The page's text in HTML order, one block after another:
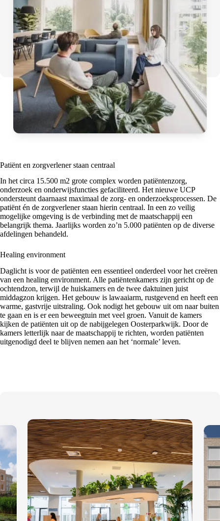
Patiënt en zorgverlener staan centraal
In het circa 15.500 m2 grote complex worden patiëntenzorg,
onderzoek en onderwijsfuncties gefaciliteerd. Het nieuwe UCP
ondersteunt daarnaast maximaal de zorg- en onderzoeksprocessen. De
patiënt én de zorgverlener staan hierin centraal. In een zo veilig
mogelijke omgeving is de verbinding met de maatschappij een
belangrijk thema. Jaarlijks worden zo’n 5.000 patiënten op de diverse
afdelingen behandeld.
Healing environment
Daglicht is voor de patiënten een essentieel onderdeel voor het creëren
van een healing environment. Alle patiëntenkamers zijn gericht op de
ochtendzon, terwijl de huiskamers en de twee daktuinen juist
middagzon krijgen. Het gebouw is lawaaiarm, rustgevend en heeft een
warme, gastvrije uitstraling. Ook nodigt het gebouw uit om naar buiten
te gaan en is er een beweegtuin met veel groen. Vanuit de kamers
kijken de patiënten uit op de nabijgelegen Oosterparkwijk. Door de
kamers letterlijk naar de maatschappij te richten, worden patiënten
uitgenodigd deel te blijven nemen aan het ‘normale’ leven.